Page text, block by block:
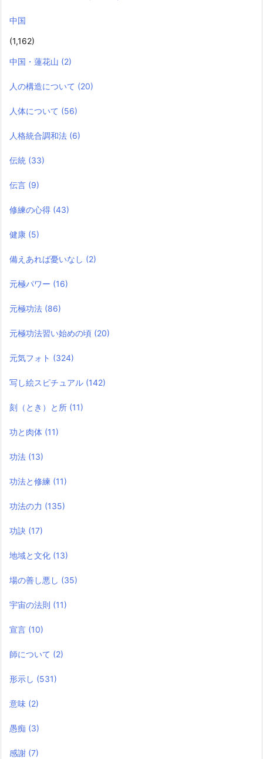
中国
(1,162)
中国・蓮花山 (2)
人の構造について (20)
人体について (56)
人格統合調和法 (6)
伝統 (33)
伝言 (9)
修練の心得 (43)
健康 (5)
備えあれば憂いなし (2)
元極パワー (16)
元極功法 (86)
元極功法習い始めの頃 (20)
元気フォト (324)
写し絵スピチュアル (142)
刻（とき）と所 (11)
功と肉体 (11)
功法 (13)
功法と修練 (11)
功法の力 (135)
功訣 (17)
地域と文化 (13)
場の善し悪し (35)
宇宙の法則 (11)
宣言 (10)
師について (2)
形示し (531)
意味 (2)
愚痴 (3)
感謝 (7)